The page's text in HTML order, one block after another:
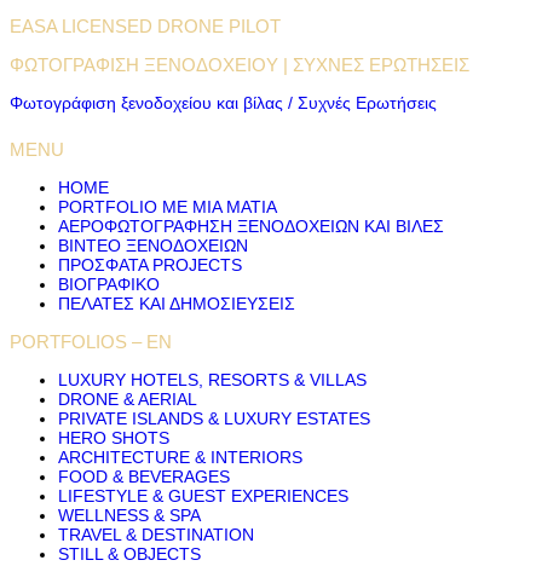
EASA LICENSED DRONE PILOT
ΦΩΤΟΓΡΆΦΙΣΗ ΞΕΝΟΔΟΧΕΊΟΥ | ΣΥΧΝΈΣ ΕΡΩΤΉΣΕΙΣ
Φωτογράφιση ξενοδοχείου και βίλας / Συχνές Ερωτήσεις
MENU
HOME
PORTFOLIO ΜΕ ΜΙΑ ΜΑΤΙΑ
ΑΕΡΟΦΩΤΟΓΡΆΦΗΣΗ ΞΕΝΟΔΟΧΕΊΩΝ ΚΑΙ ΒΊΛΕΣ
ΒΊΝΤΕΟ ΞΕΝΟΔΟΧΕΊΩΝ
ΠΡΌΣΦΑΤΑ PROJECTS
ΒΙΟΓΡΑΦΙΚΟ
ΠΕΛΆΤΕΣ ΚΑΙ ΔΗΜΟΣΙΕΎΣΕΙΣ
PORTFOLIOS – EN
LUXURY HOTELS, RESORTS & VILLAS
DRONE & AERIAL
PRIVATE ISLANDS & LUXURY ESTATES
HERO SHOTS
ARCHITECTURE & INTERIORS
FOOD & BEVERAGES
LIFESTYLE & GUEST EXPERIENCES
WELLNESS & SPA
TRAVEL & DESTINATION
STILL & OBJECTS